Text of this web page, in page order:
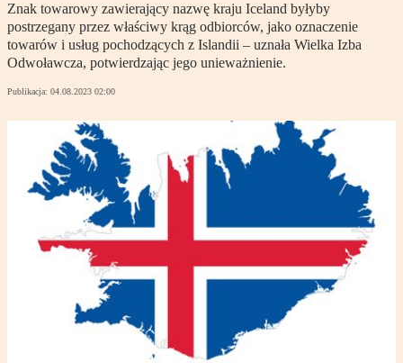
Znak towarowy zawierający nazwę kraju Iceland byłyby
postrzegany przez właściwy krąg odbiorców, jako oznaczenie
towarów i usług pochodzących z Islandii – uznała Wielka Izba
Odwoławcza, potwierdzając jego unieważnienie.
Publikacja: 04.08.2023 02:00